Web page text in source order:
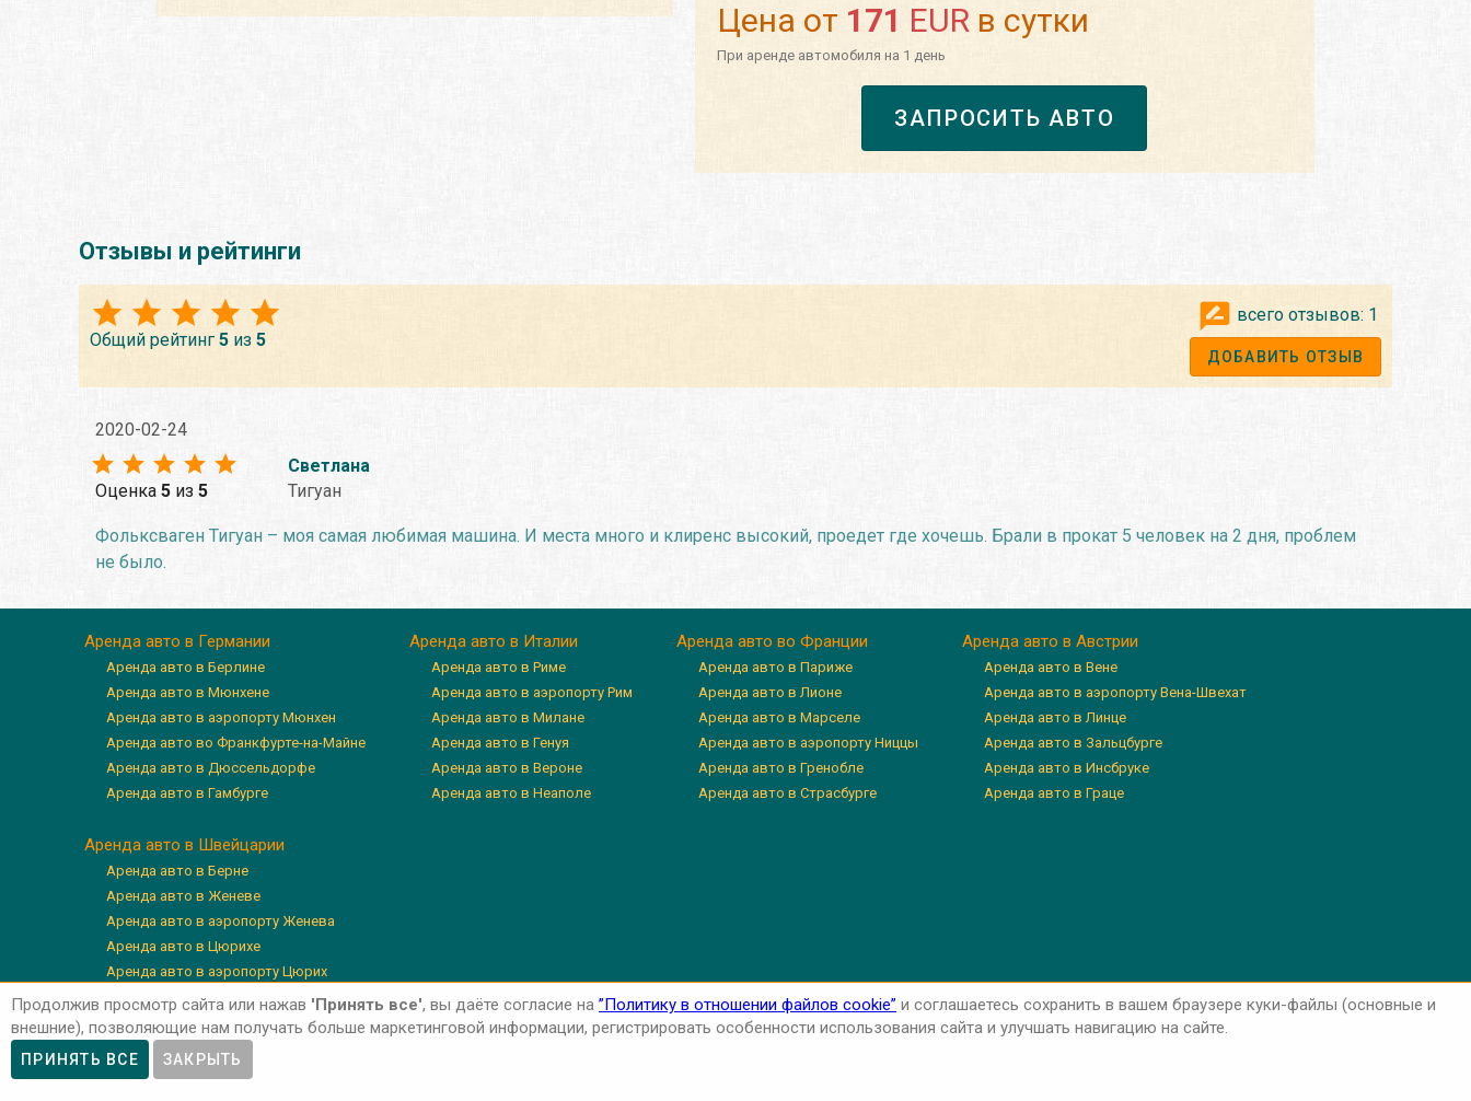
Цена от 171 EURв сутки
При аренде автомобиля на 1 день
ЗАПРОСИТЬ АВТО
Отзывы и рейтинги
Общий рейтинг 5 из 5
всего отзывов: 1
ДОБАВИТЬ ОТЗЫВ
2020-02-24
Оценка 5 из 5
Светлана
Тигуан
Фольксваген Тигуан – моя самая любимая машина. И места много и клиренс высокий, проедет где хочешь. Брали в прокат 5 человек на 2 дня, проблем
не было.
Аренда авто в Германии
Аренда авто в Берлине
Аренда авто в Мюнхене
Аренда авто в аэропорту Мюнхен
Аренда авто во Франкфурте-на-Майне
Аренда авто в Дюссельдорфе
Аренда авто в Гамбурге
Аренда авто в Италии
Аренда авто в Риме
Аренда авто в аэропорту Рим
Аренда авто в Милане
Аренда авто в Генуя
Аренда авто в Вероне
Аренда авто в Неаполе
Аренда авто во Франции
Аренда авто в Париже
Аренда авто в Лионе
Аренда авто в Марселе
Аренда авто в аэропорту Ниццы
Аренда авто в Гренобле
Аренда авто в Страсбурге
Аренда авто в Австрии
Аренда авто в Вене
Аренда авто в аэропорту Вена-Швехат
Аренда авто в Линце
Аренда авто в Зальцбурге
Аренда авто в Инсбруке
Аренда авто в Граце
Аренда авто в Швейцарии
Аренда авто в Берне
Аренда авто в Женеве
Аренда авто в аэропорту Женева
Аренда авто в Цюрихе
Аренда авто в аэропорту Цюрих
Аренда авто в Люцерне
Авторские права © 2026 'Авто-Аренда'
Продолжив просмотр сайта или нажав 'Принять все', вы даёте согласие на ”Политику в отношении файлов cookie” и соглашаетесь сохранить в вашем браузере куки-файлы (основные и
внешние), позволяющие нам получать больше маркетинговой информации, регистрировать особенности использования сайта и улучшать навигацию на сайте.
ПРИНЯТЬ ВСЕ ЗАКРЫТЬ